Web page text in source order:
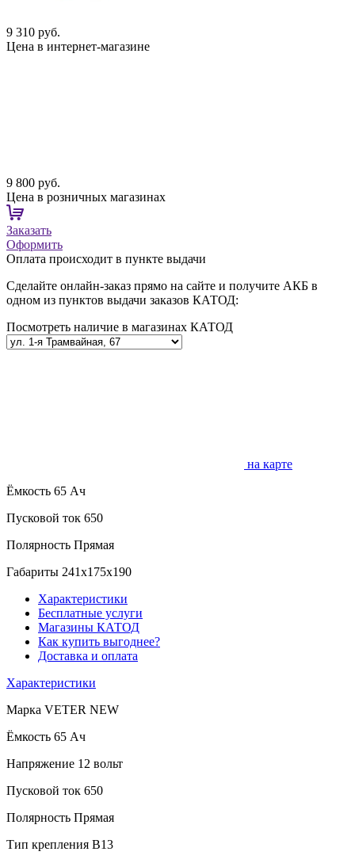
9 310 руб.
Цена в интернет-магазине
9 800 руб.
Цена в розничных магазинах
Заказать
Оформить
Оплата происходит в пункте выдачи
Сделайте онлайн-заказ прямо на сайте и получите АКБ в
одном из пунктов выдачи заказов КАТОД:
Посмотреть наличие в магазинах КАТОД
на карте
Ёмкость 65 Ач
Пусковой ток 650
Полярность Прямая
Габариты 241x175x190
Характеристики
Бесплатные услуги
Магазины КАТОД
Как купить выгоднее?
Доставка и оплата
Характеристики
Марка VETER NEW
Ёмкость 65 Ач
Напряжение 12 вольт
Пусковой ток 650
Полярность Прямая
Тип крепления B13